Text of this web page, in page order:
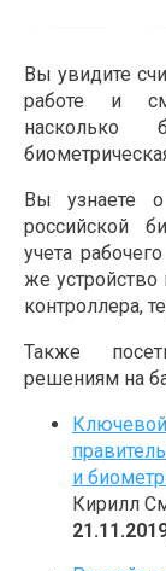
APACS
Мобильные
ОБЪЕКТЫ
ПОДДЕРЖКА
Технические
НОВОСТИ
КОНТАКТЫ
Вы увидите
работе и
насколько
Вы узнаете о
российской
учета
же
контроллера,
Также
решениям на
и
Кирилл